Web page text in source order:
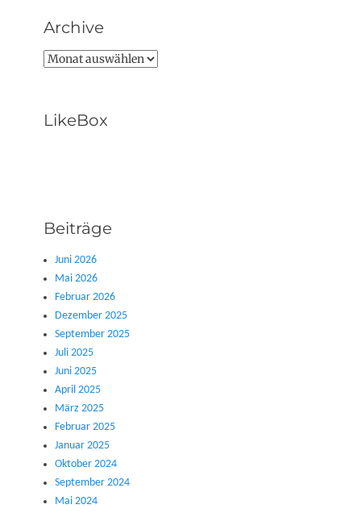
Archive
Archive
LikeBox
Beiträge
Juni 2026
Mai 2026
Februar 2026
Dezember 2025
September 2025
Juli 2025
Juni 2025
April 2025
März 2025
Februar 2025
Januar 2025
Oktober 2024
September 2024
Mai 2024